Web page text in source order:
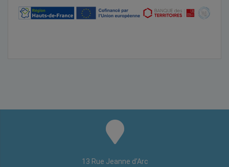
13 Rue Jeanne d’Arc